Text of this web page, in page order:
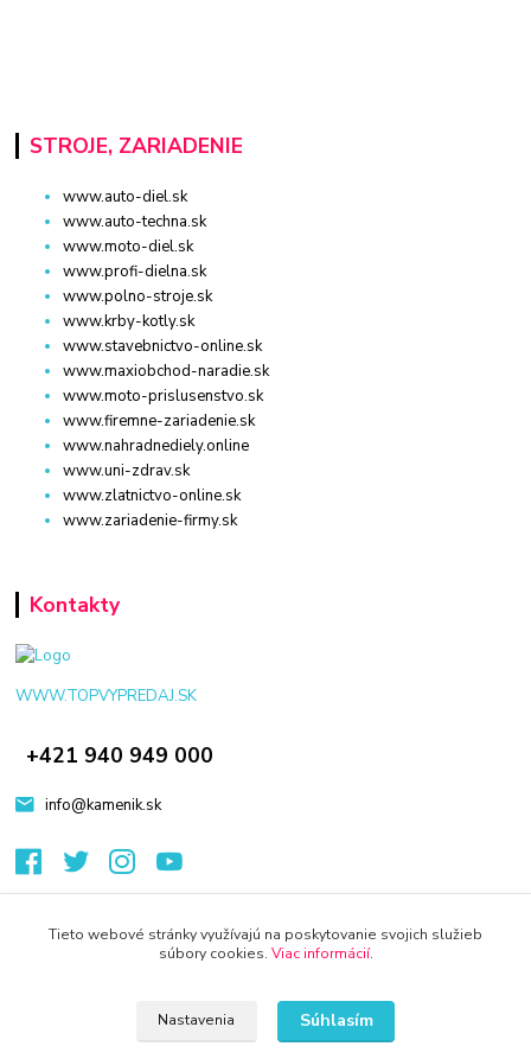
STROJE, ZARIADENIE
www.auto-diel.sk
www.auto-techna.sk
www.moto-diel.sk
www.profi-dielna.sk
www.polno-stroje.sk
www.krby-kotly.sk
www.stavebnictvo-online.sk
www.maxiobchod-naradie.sk
www.moto-prislusenstvo.sk
www.firemne-zariadenie.sk
www.nahradnediely.online
www.uni-zdrav.sk
www.zlatnictvo-online.sk
www.zariadenie-firmy.sk
Kontakty
WWW.TOPVYPREDAJ.SK
+421 940 949 000
info@kamenik.sk
Eshop-rychlo.sk
Tieto webové stránky využívajú na poskytovanie svojich služieb
súbory cookies. Viac informácií.
Nastavenia Súhlasím